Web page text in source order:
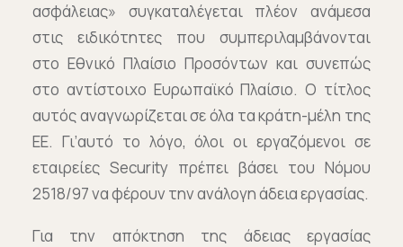
ασφάλειας» συγκαταλέγεται πλέον ανάμεσα
στις ειδικότητες που συμπεριλαμβάνονται
στο Εθνικό Πλαίσιο Προσόντων και συνεπώς
στο αντίστοιχο Ευρωπαϊκό Πλαίσιο. Ο τίτλος
αυτός αναγνωρίζεται σε όλα τα κράτη-μέλη της
ΕΕ. Γι’αυτό το λόγο, όλοι οι εργαζόμενοι σε
εταιρείες Security πρέπει βάσει του Νόμου
2518/97 να φέρουν την ανάλογη άδεια εργασίας.
Για την απόκτηση της άδειας εργασίας